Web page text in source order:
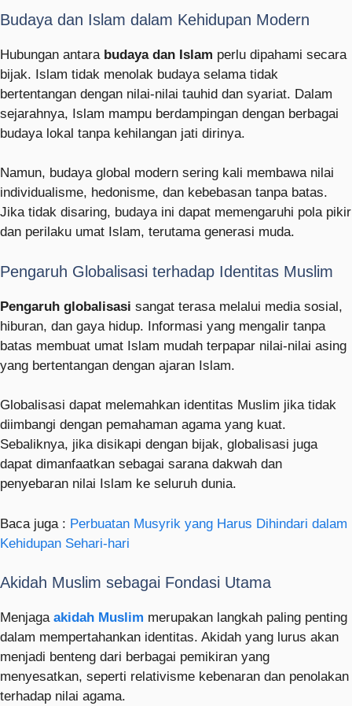
Budaya dan Islam dalam Kehidupan Modern
Hubungan antara budaya dan Islam perlu dipahami secara
bijak. Islam tidak menolak budaya selama tidak
bertentangan dengan nilai-nilai tauhid dan syariat. Dalam
sejarahnya, Islam mampu berdampingan dengan berbagai
budaya lokal tanpa kehilangan jati dirinya.
Namun, budaya global modern sering kali membawa nilai
individualisme, hedonisme, dan kebebasan tanpa batas.
Jika tidak disaring, budaya ini dapat memengaruhi pola pikir
dan perilaku umat Islam, terutama generasi muda.
Pengaruh Globalisasi terhadap Identitas Muslim
Pengaruh globalisasi sangat terasa melalui media sosial,
hiburan, dan gaya hidup. Informasi yang mengalir tanpa
batas membuat umat Islam mudah terpapar nilai-nilai asing
yang bertentangan dengan ajaran Islam.
Globalisasi dapat melemahkan identitas Muslim jika tidak
diimbangi dengan pemahaman agama yang kuat.
Sebaliknya, jika disikapi dengan bijak, globalisasi juga
dapat dimanfaatkan sebagai sarana dakwah dan
penyebaran nilai Islam ke seluruh dunia.
Baca juga : Perbuatan Musyrik yang Harus Dihindari dalam
Kehidupan Sehari-hari
Akidah Muslim sebagai Fondasi Utama
Menjaga akidah Muslim merupakan langkah paling penting
dalam mempertahankan identitas. Akidah yang lurus akan
menjadi benteng dari berbagai pemikiran yang
menyesatkan, seperti relativisme kebenaran dan penolakan
terhadap nilai agama.